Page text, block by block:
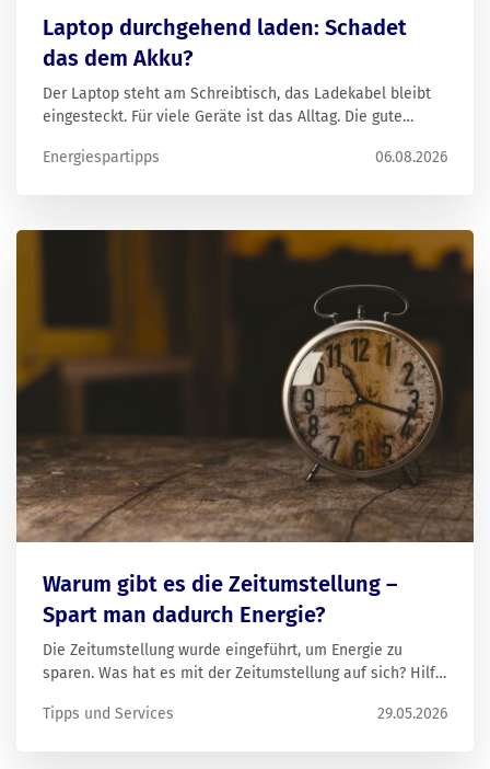
Laptop durchgehend laden: Schadet
das dem Akku?
Der Laptop steht am Schreibtisch, das Ladekabel bleibt
eingesteckt. Für viele Geräte ist das Alltag. Die gute
Problem. Für die Lebensdauer des Akkus sind andere
Energiespartipps 06.08.2026
Warum gibt es die Zeitumstellung –
Spart man dadurch Energie?
Die Zeitumstellung wurde eingeführt, um Energie zu
sparen. Was hat es mit der Zeitumstellung auf sich? Hilft
beantworten die wichtigsten Fragen.
Tipps und Services 29.05.2026